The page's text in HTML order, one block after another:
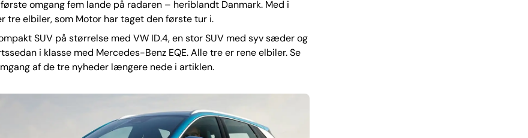
omgang fem lande på radaren – heriblandt Danmark. Med i
tre elbiler, som Motor har taget den første tur i.
SUV på størrelse med VW ID.4, en stor SUV med syv sæder og
i klasse med Mercedes-Benz EQE. Alle tre er rene elbiler. Se
af de tre nyheder længere nede i artiklen.